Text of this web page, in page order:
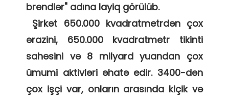
brendlər" adına layiq görülüb.
ərazini, 650.000 kvadratmetr tikinti
sahəsini və 8 milyard yuandan çox
ümumi aktivləri əhatə edir. 3400-dən
çox işçi var, onların arasında kiçik və